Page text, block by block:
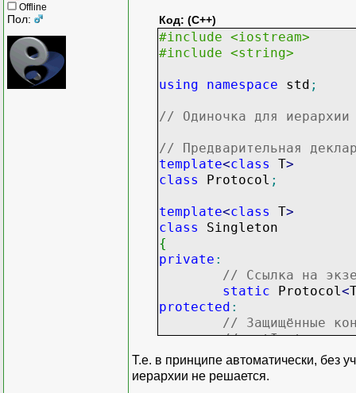
Offline
Пол: Код: (C++)
#include <iostream>
#include <string>
using namespace std ;
// Одиночка для
// Предварительная
template<class T>
class
Protocol ;
template<class T>
class
Singleton
{
private :
// Ссылка на
static Protocol <
protected :
// Защищённые
// getInstance.
Singleton <T> ()
{
Т.е. в принципе автоматически, без
иерархии не решается.